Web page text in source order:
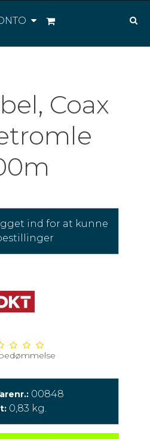
Coax
ind for at kunne
00848
0,83 kg.